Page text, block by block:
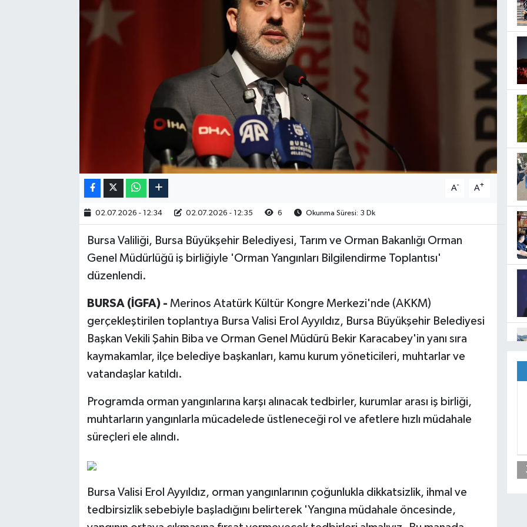
A- A+
02.07.2026 - 12:34 02.07.2026 - 12:35 6 Okunma Süresi: 3 Dk
Bursa Valiliği, Bursa Büyükşehir Belediyesi, Tarım ve Orman Bakanlığı Orman
Genel Müdürlüğü iş birliğiyle 'Orman Yangınları Bilgilendirme Toplantısı'
düzenlendi.
BURSA (İGFA) - Merinos Atatürk Kültür Kongre Merkezi'nde (AKKM)
gerçekleştirilen toplantıya Bursa Valisi Erol Ayyıldız, Bursa Büyükşehir Belediyesi
Başkan Vekili Şahin Biba ve Orman Genel Müdürü Bekir Karacabey'in yanı sıra
kaymakamlar, ilçe belediye başkanları, kamu kurum yöneticileri, muhtarlar ve
vatandaşlar katıldı.
Programda orman yangınlarına karşı alınacak tedbirler, kurumlar arası iş birliği,
muhtarların yangınlarla mücadelede üstleneceği rol ve afetlere hızlı müdahale
süreçleri ele alındı.
Bursa Valisi Erol Ayyıldız, orman yangınlarının çoğunlukla dikkatsizlik, ihmal ve
tedbirsizlik sebebiyle başladığını belirterek 'Yangına müdahale öncesinde,
RESMİ İLAN